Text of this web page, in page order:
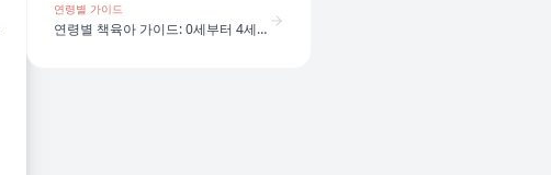
연령별 가이드
연령별 책육아 가이드: 0세부터 4세까지 어떻게 다를까?